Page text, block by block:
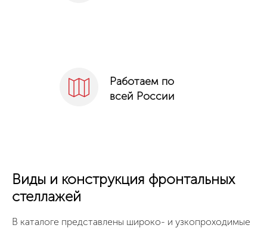
Работаем по
всей России
Виды и конструкция фронтальных
стеллажей
В каталоге представлены широко- и узкопроходимые